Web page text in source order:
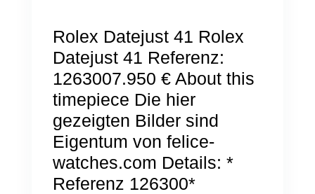
Rolex Datejust 41 Rolex
Datejust 41 Referenz:
1263007.950 € About this
timepiece Die hier
gezeigten Bilder sind
Eigentum von felice-
watches.com Details: *
Referenz 126300*